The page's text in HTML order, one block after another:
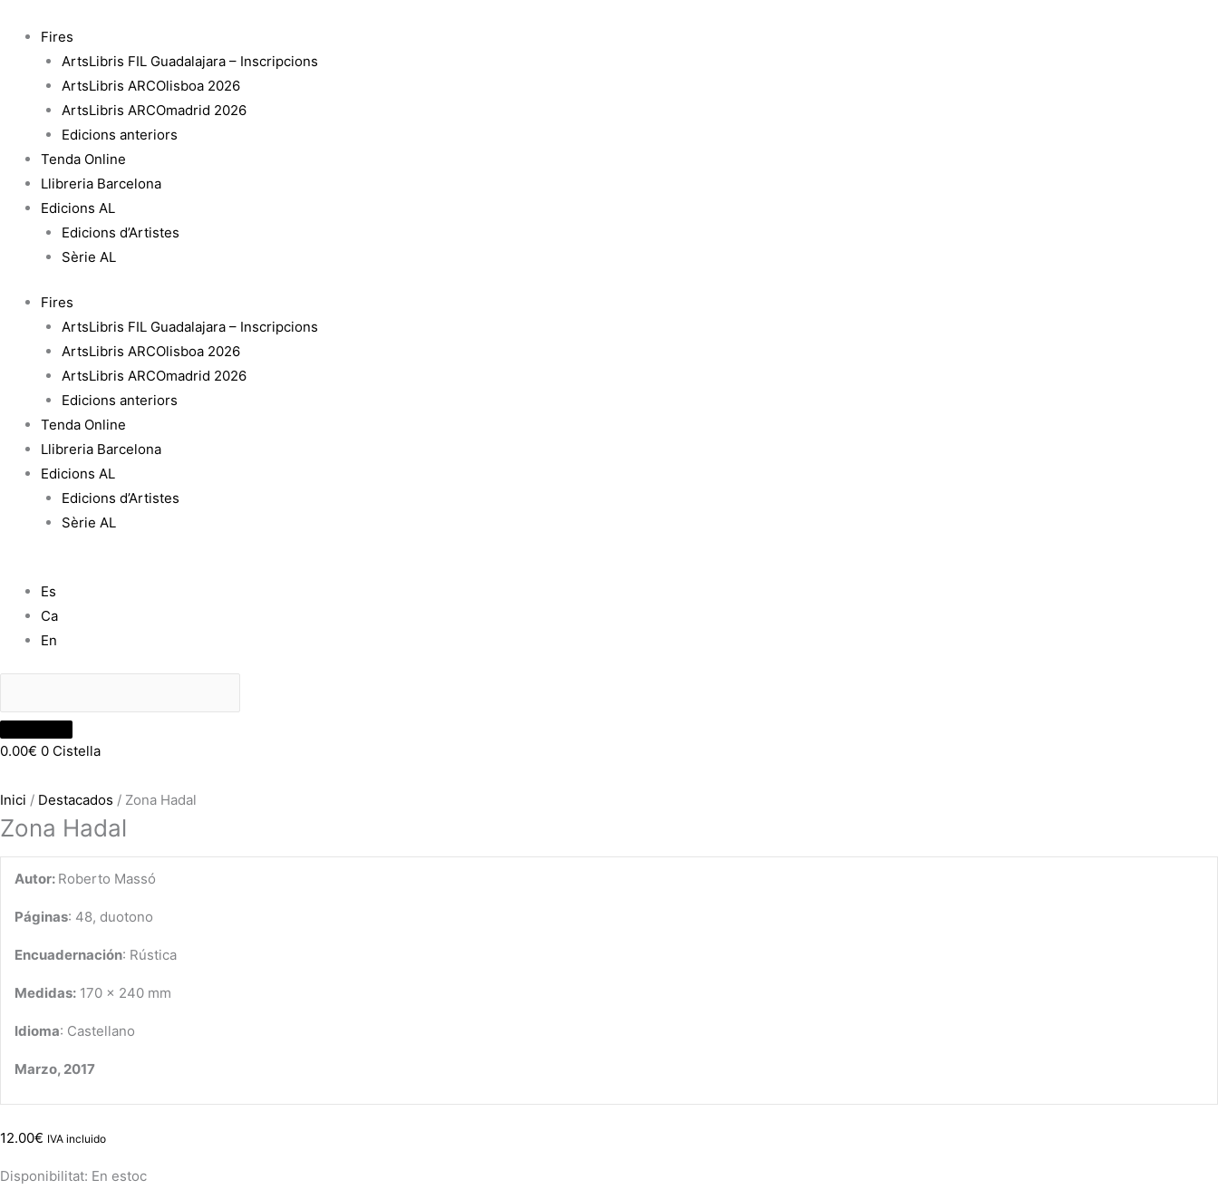
contingut
Fires
ArtsLibris FIL Guadalajara – Inscripcions
ArtsLibris ARCOlisboa 2026
ArtsLibris ARCOmadrid 2026
Edicions anteriors
Tenda Online
Llibreria Barcelona
Edicions AL
Edicions d’Artistes
Sèrie AL
Fires
ArtsLibris FIL Guadalajara – Inscripcions
ArtsLibris ARCOlisboa 2026
ArtsLibris ARCOmadrid 2026
Edicions anteriors
Tenda Online
Llibreria Barcelona
Edicions AL
Edicions d’Artistes
Sèrie AL
Es
Ca
En
0.00€ 0 Cistella
Inici / Destacados / Zona Hadal
Zona Hadal
Autor: Roberto Massó
Páginas: 48, duotono
Encuadernación: Rústica
Medidas: 170 x 240 mm
Idioma: Castellano
Marzo, 2017
12.00€ IVA incluido
Disponibilitat: En estoc